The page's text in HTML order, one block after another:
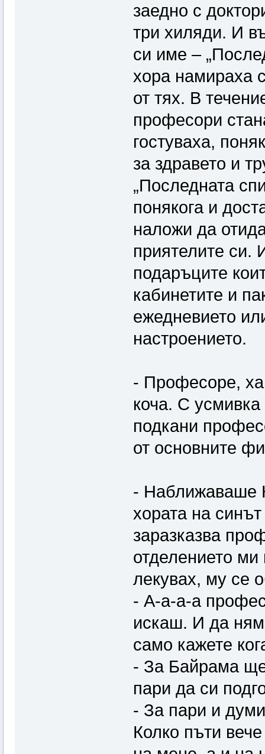
заедно с
три хиляди. И
си име –
хора намираха
от тях. В
професори
гостуваха,
за здравето и
„Последната
понякога и
наложи да
приятелите си.
подаръците
кабинетите и
ежедневието
настроението.
- Професоре,
коча. С
подкани
от основните
- Наближаваше
хората на
заразказва
отделението
лекувах, му се
- А-а-а-а
искаш. И да
само кажете
- За Байрама
пари да си
- За пари и
Колко пъти